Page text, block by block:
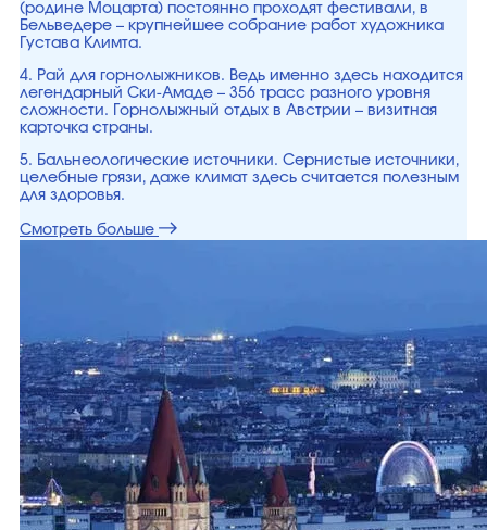
(родине Моцарта) постоянно проходят фестивали, в
Бельведере – крупнейшее собрание работ художника
Густава Климта.
4. Рай для горнолыжников. Ведь именно здесь находится
легендарный Ски-Амаде – 356 трасс разного уровня
сложности. Горнолыжный отдых в Австрии – визитная
карточка страны.
5. Бальнеологические источники. Сернистые источники,
целебные грязи, даже климат здесь считается полезным
для здоровья.
Смотреть больше